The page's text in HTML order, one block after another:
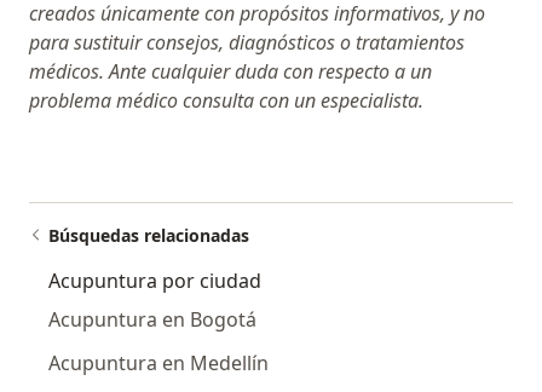
creados únicamente con propósitos informativos, y no
para sustituir consejos, diagnósticos o tratamientos
médicos. Ante cualquier duda con respecto a un
problema médico consulta con un especialista.
Búsquedas relacionadas
Acupuntura por ciudad
Acupuntura en Bogotá
Acupuntura en Medellín